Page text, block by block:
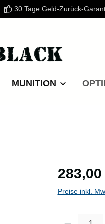
30 Tage Geld-Zurück-
MUNITION
Regulärer
283,00
Preise inkl.